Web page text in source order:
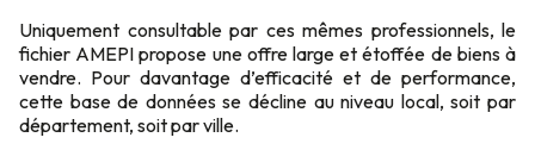
Uniquement consultable par ces mêmes professionnels, le
fichier AMEPI propose une offre large et étoffée de biens à
vendre. Pour davantage d’efficacité et de performance,
cette base de données se décline au niveau local, soit par
département, soit par ville.